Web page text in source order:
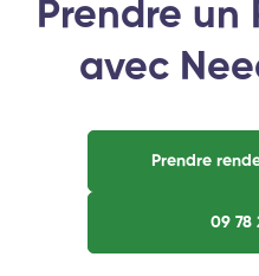
Prendre un
avec
Prendre
09 78